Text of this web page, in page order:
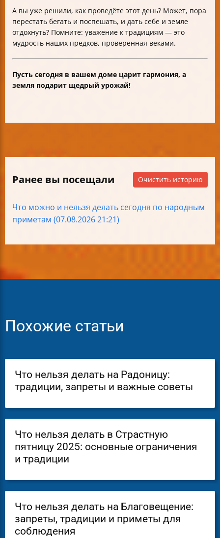
А вы уже решили, как проведёте этот день? Может, пора
перестать бегать и поспешать, и дать себе и земле
отдохнуть? Помните: уважение к традициям — это
мудрость наших предков, проверенная веками.
Пусть сегодня в вашем доме царит гармония, а
земля подарит щедрый урожай!
Ранее вы посещали Очистить историю
Что можно и нельзя делать сегодня по народным
приметам (07.08.2026 21:21)
Похожие статьи
Что нельзя делать на Радоницу:
традиции, запреты и важные советы
Что нельзя делать в Страстную
пятницу 2025: основные ограничения
и традиции
Что нельзя делать на Благовещение:
запреты, традиции и приметы для
соблюдения